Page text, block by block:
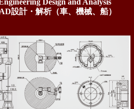
Design and Analysis
設計・解析（車、機械、船）